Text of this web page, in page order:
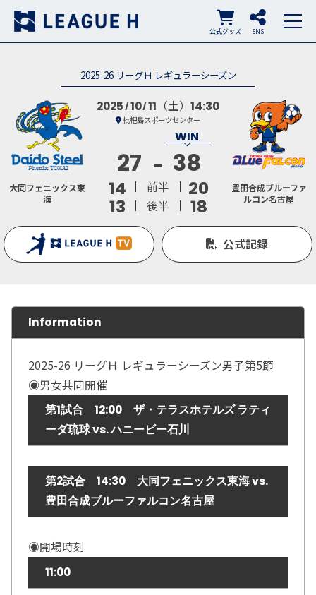
SNS
公式グッズ
2025-26 リーグＨ レギュラーシーズン
大同フェニックス東
海
2025 10 11 （土）14:30
枇杷島スポーツセンター
27 38
14 前半
20
13
後半 18
豊田合成ブルーファ
ルコン名古屋
公式記録
Information
2025-26 リーグＨ レギュラーシーズン男子第5節
◉男女共同開催
第1試合 12:00 ザ・テラスホテルズ ラティ
ーダ琉球 vs. ハニービー石川
第2試合 14:30 大同フェニックス東海 vs.
豊田合成ブルーファルコン名古屋
◉開場時刻
11:00